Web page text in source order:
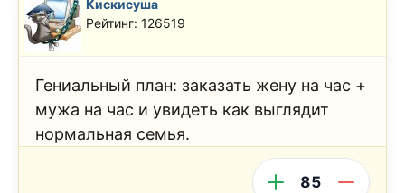
Кискисуша
Рейтинг: 126519
Гениальный план: заказать жену на час +
мужа на час и увидеть как выглядит
нормальная семья.
85